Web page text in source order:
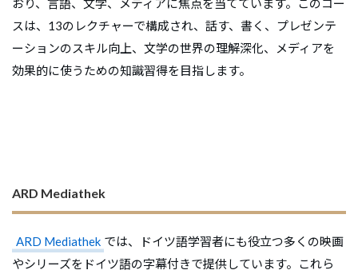
おり、言語、文学、メディアに焦点を当てています。このコー
スは、13のレクチャーで構成され、話す、書く、プレゼンテ
ーションのスキル向上、文学の世界の理解深化、メディアを
効果的に使うための知識習得を目指します。
ARD Mediathek
ARD Mediathek では、ドイツ語学習者にも役立つ多くの映画
やシリーズをドイツ語の字幕付きで提供しています。これら